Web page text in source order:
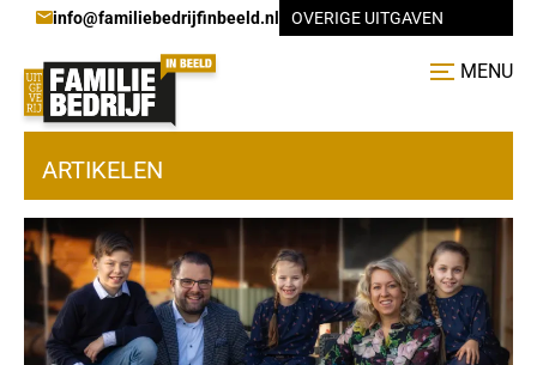
info@familiebedrijfinbeeld.nl OVERIGE UITGAVEN
MENU
ARTIKELEN